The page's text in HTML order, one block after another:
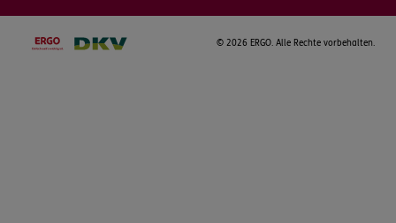
© 2026 ERGO. Alle Rechte vorbehalten.